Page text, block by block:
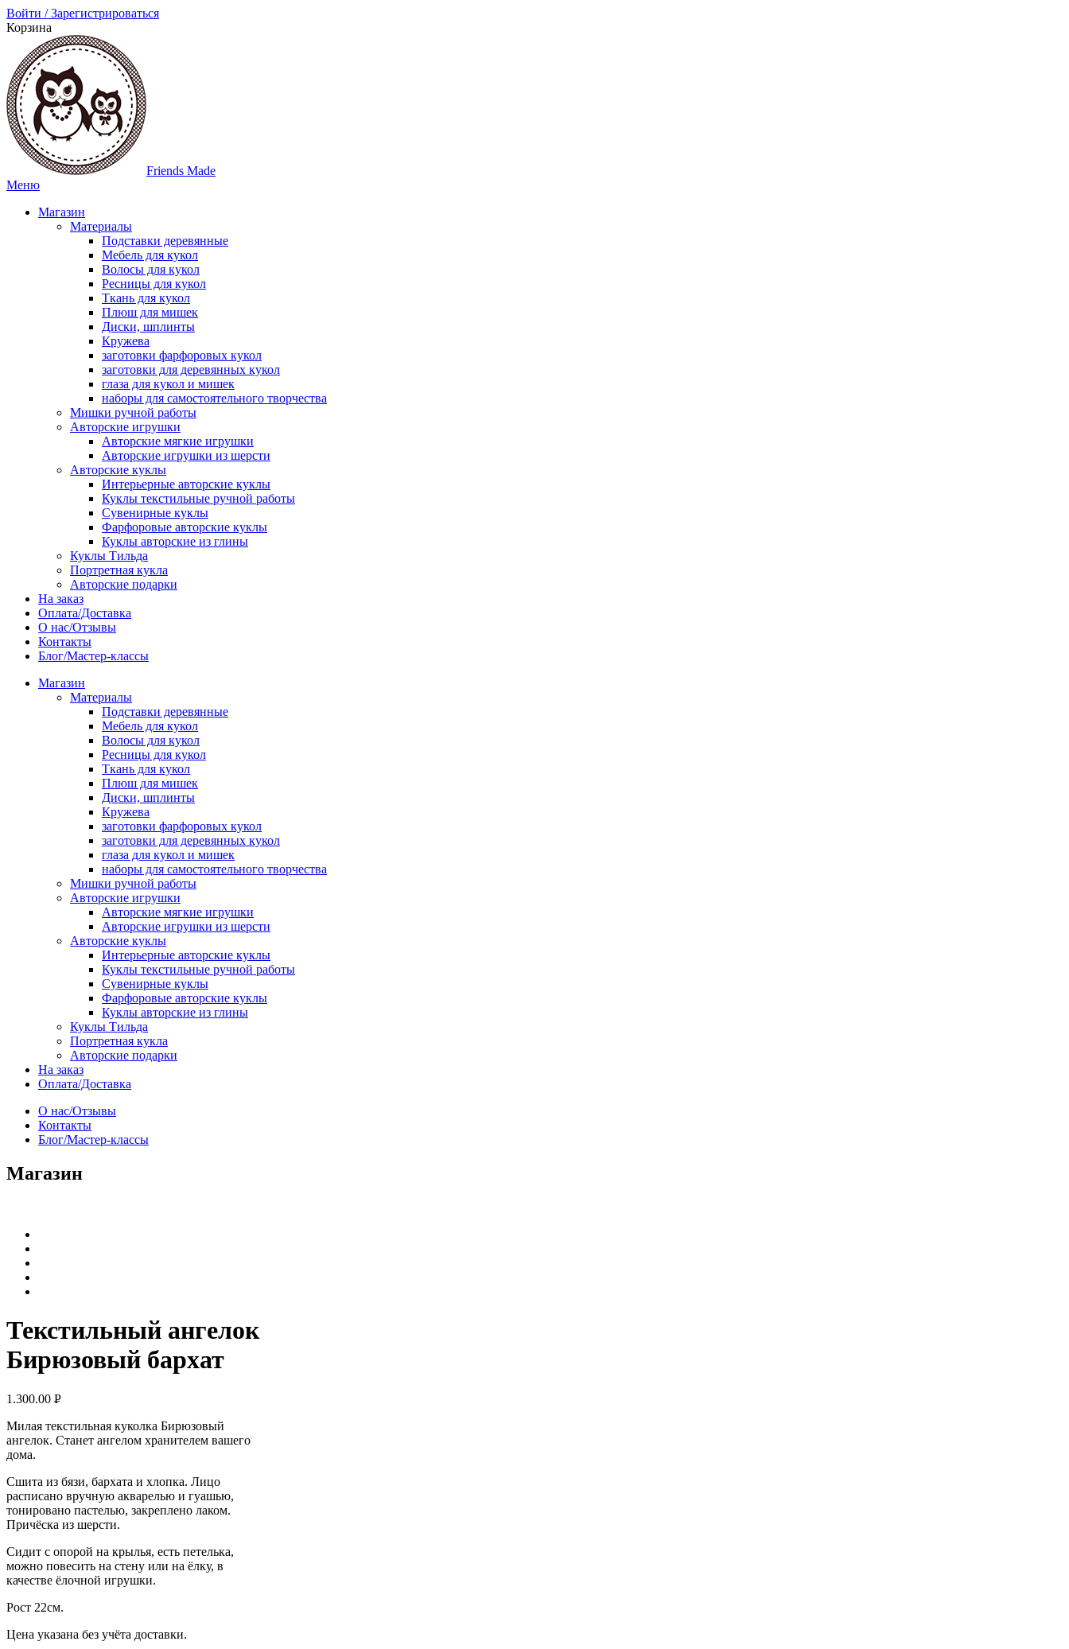
Войти / Зарегистрироваться
Корзина
Friends Made
Меню
Магазин
Материалы
Подставки деревянные
Мебель для кукол
Волосы для кукол
Ресницы для кукол
Ткань для кукол
Плюш для мишек
Диски, шплинты
Кружева
заготовки фарфоровых кукол
заготовки для деревянных кукол
глаза для кукол и мишек
наборы для самостоятельного творчества
Мишки ручной работы
Авторские игрушки
Авторские мягкие игрушки
Авторские игрушки из шерсти
Авторские куклы
Интерьерные авторские куклы
Куклы текстильные ручной работы
Сувенирные куклы
Фарфоровые авторские куклы
Куклы авторские из глины
Куклы Тильда
Портретная кукла
Авторские подарки
На заказ
Оплата/Доставка
О нас/Отзывы
Контакты
Блог/Мастер-классы
Магазин
Материалы
Подставки деревянные
Мебель для кукол
Волосы для кукол
Ресницы для кукол
Ткань для кукол
Плюш для мишек
Диски, шплинты
Кружева
заготовки фарфоровых кукол
заготовки для деревянных кукол
глаза для кукол и мишек
наборы для самостоятельного творчества
Мишки ручной работы
Авторские игрушки
Авторские мягкие игрушки
Авторские игрушки из шерсти
Авторские куклы
Интерьерные авторские куклы
Куклы текстильные ручной работы
Сувенирные куклы
Фарфоровые авторские куклы
Куклы авторские из глины
Куклы Тильда
Портретная кукла
Авторские подарки
На заказ
Оплата/Доставка
О нас/Отзывы
Контакты
Блог/Мастер-классы
Магазин
Текстильный ангелок
Бирюзовый бархат
1.300.00 Р
Милая текстильная куколка Бирюзовый
ангелок. Станет ангелом хранителем вашего
дома.
Сшита из бязи, бархата и хлопка. Лицо
расписано вручную акварелью и гуашью,
тонировано пастелью, закреплено лаком.
Причёска из шерсти.
Сидит с опорой на крылья, есть петелька,
можно повесить на стену или на ёлку, в
качестве ёлочной игрушки.
Рост 22см.
Цена указана без учёта доставки.